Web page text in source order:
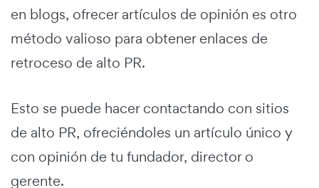
en blogs, ofrecer artículos de opinión es otro
método valioso para obtener enlaces de
retroceso de alto PR.
Esto se puede hacer contactando con sitios
de alto PR, ofreciéndoles un artículo único y
con opinión de tu fundador, director o
gerente.